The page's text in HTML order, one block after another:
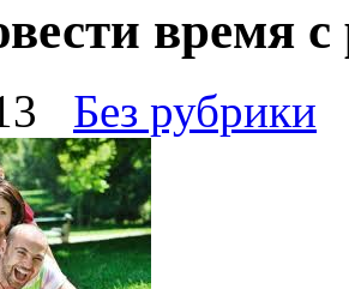
время
Без рубрики